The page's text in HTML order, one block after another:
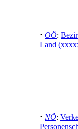
· OÖ:
Land
· NÖ: